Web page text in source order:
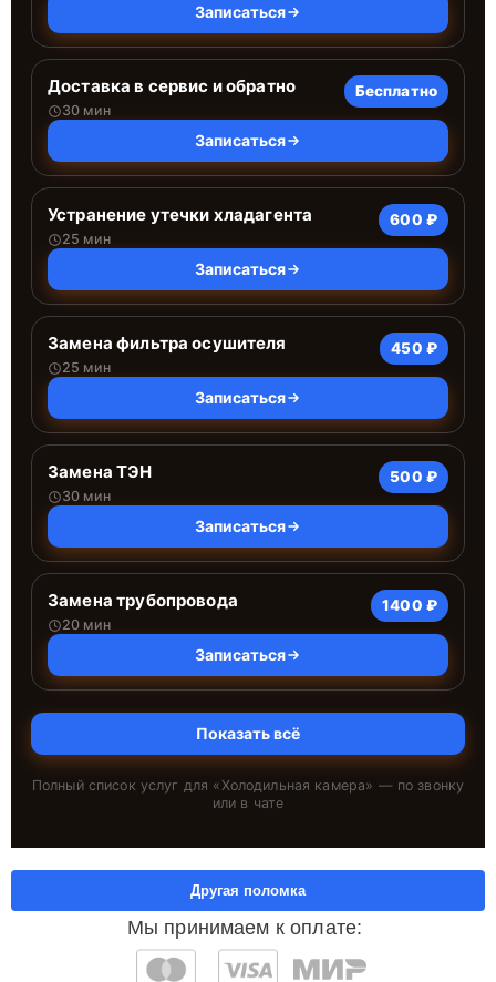
Записаться
Доставка в сервис и обратно
30 мин
Бесплатно
Записаться
Устранение утечки хладагента
25 мин
600 ₽
Записаться
Замена фильтра осушителя
25 мин
450 ₽
Записаться
Замена ТЭН
30 мин
500 ₽
Записаться
Замена трубопровода
20 мин
1400 ₽
Записаться
Показать всё
Полный список услуг для «Холодильная камера» — по звонку
или в чате
Мы принимаем к оплате:
Другая поломка